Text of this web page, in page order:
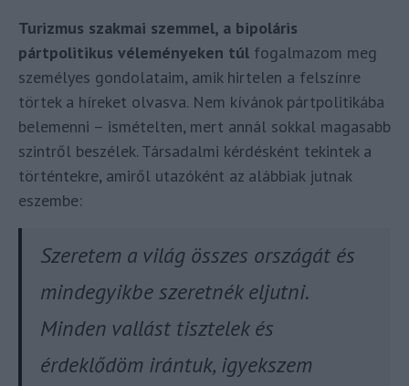
Turizmus szakmai szemmel, a bipoláris
pártpolitikus véleményeken túl fogalmazom meg
személyes gondolataim, amik hirtelen a felszínre
törtek a híreket olvasva. Nem kívánok pártpolitikába
belemenni – ismételten, mert annál sokkal magasabb
szintről beszélek. Társadalmi kérdésként tekintek a
történtekre, amiről utazóként az alábbiak jutnak
eszembe:
Szeretem a világ összes országát és
mindegyikbe szeretnék eljutni.
Minden vallást tisztelek és
érdeklődöm irántuk, igyekszem